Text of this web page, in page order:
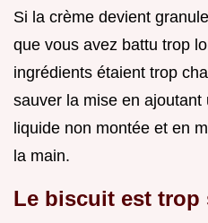
Si la crème devient
que vous avez battu trop
ingrédients étaient trop
sauver la mise en
liquide non montée et en
la main.
Le biscuit est trop